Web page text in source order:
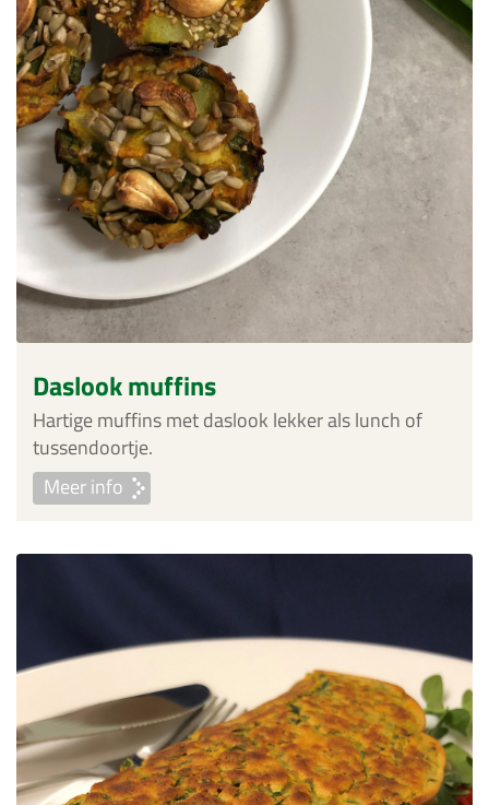
Daslook muffins
Hartige muffins met daslook lekker als lunch of
tussendoortje.
Meer info